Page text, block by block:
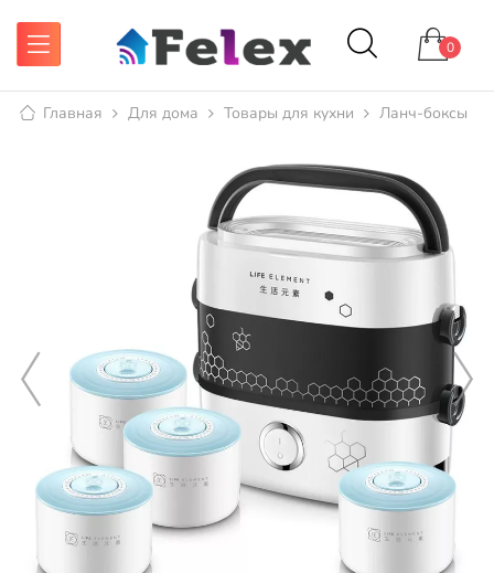
0
Главная Для дома Товары для кухни Ланч-боксы